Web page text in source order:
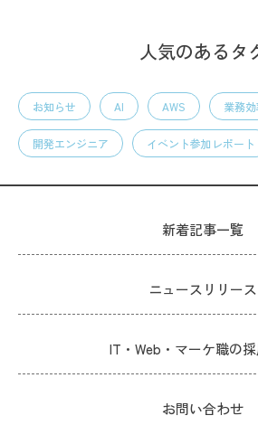
人気のあるタ
お知らせ AI AWS 業務
開発エンジニア イベント参加レポート
新着記事一覧
ニュースリリース
IT・Web・マーケ職の
お問い合わせ